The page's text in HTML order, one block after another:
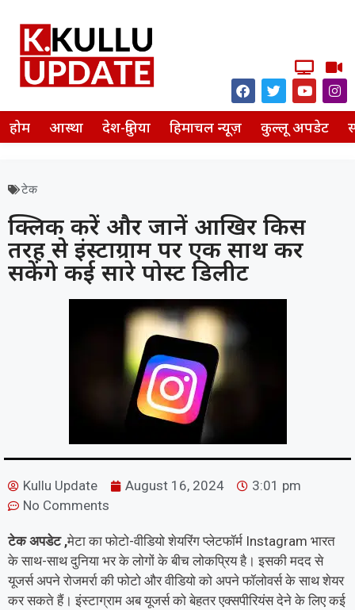
होम आस्था देश-दुनिया हिमाचल न्यूज़ कुल्लू अपडेट
टेक
क्लिक करें और जानें आखिर किस
तरह से इंस्टाग्राम पर एक साथ कर
सकेंगे कई सारे पोस्ट डिलीट
Kullu Update August 16, 2024
3:01 pm
No Comments
टेक अपडेट ,मेटा का फोटो-वीडियो शेयरिंग प्लेटफॉर्म Instagram भारत
के साथ-साथ दुनिया भर के लोगों के बीच लोकप्रिय है। इसकी मदद से
यूजर्स अपने रोजमर्रा की फोटो और वीडियो को अपने फॉलोवर्स के साथ शेयर
कर सकते हैं। इंस्टाग्राम अब यूजर्स को बेहतर एक्सपीरियंस देने के लिए कई